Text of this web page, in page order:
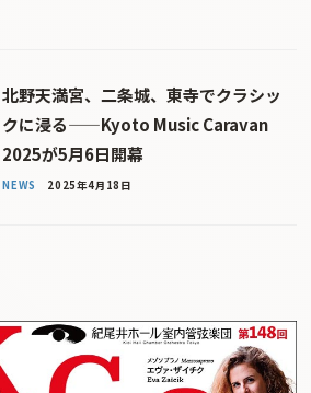
北野天満宮、二条城、東寺でクラシッ
クに浸る——Kyoto Music Caravan
2025が5月6日開幕
NEWS 2025年4月18日